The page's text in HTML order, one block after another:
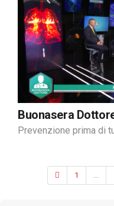
Buonasera
Prevenzione prima di
1 ...